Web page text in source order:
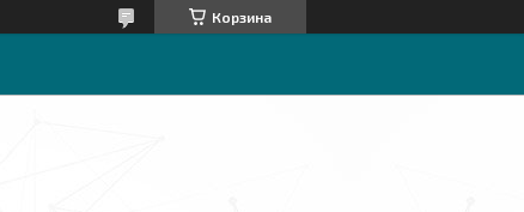
Корзина